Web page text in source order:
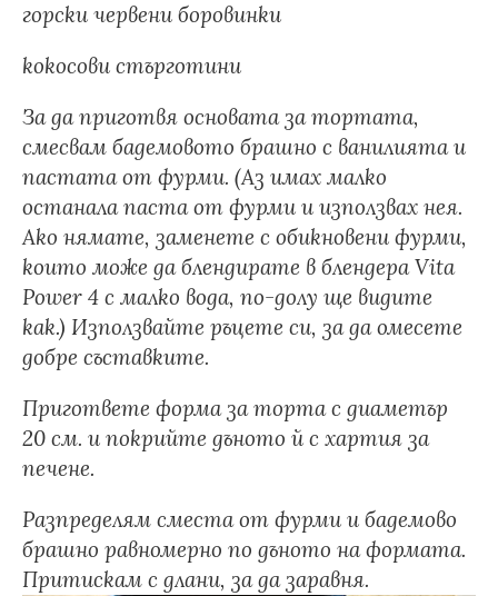
горски червени боровинки
кокосови стърготини
За да приготвя основата за тортата,
смесвам бадемовото брашно с ванилията и
пастата от фурми. (Аз имах малко
останала паста от фурми и използвах нея.
Ако нямате, заменете с обикновени фурми,
които може да блендирате в блендераVita
Power 4 с малко вода, по-долу ще видите
как.) Използвайте ръцете си, за да омесете
добре съставките.
Пригответе форма за торта с диаметър
20 см. и покрийте дъното й с хартия за
печене.
Разпределям сместа от фурми и бадемово
брашно равномерно по дъното на формата.
Притискам с длани, за да заравня.